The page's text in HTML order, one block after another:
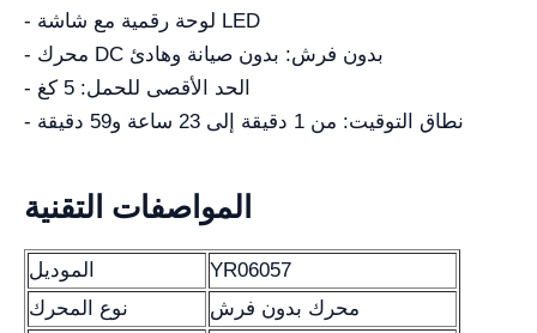
- لوحة رقمية مع شاشة LED
- محرك DC بدون فرش: بدون صيانة وهادئ
- الحد الأقصى للحمل: 5 كغ
- نطاق التوقيت: من 1 دقيقة إلى 23 ساعة و59 دقيقة
المواصفات التقنية
الموديل
YR06057
نوع المحرك
محرك بدون فرش